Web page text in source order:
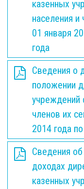
казенных
населения
01 января
года
Сведения о
положении
учреждений
членов их
2014 года
Сведения
доходах
казенных